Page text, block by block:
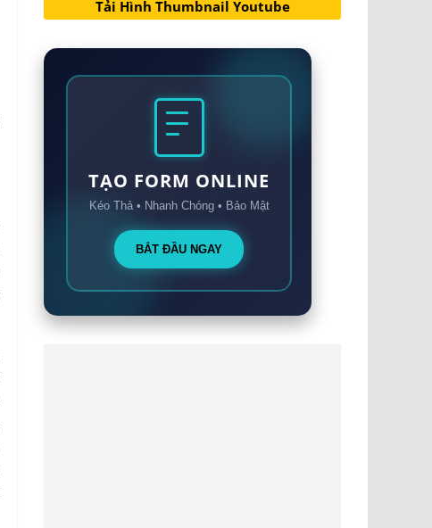
Tải Hình Thumbnail Youtube
TẠO FORM ONLINE
Kéo Thả • Nhanh Chóng • Bảo Mật
BẮT ĐẦU NGAY